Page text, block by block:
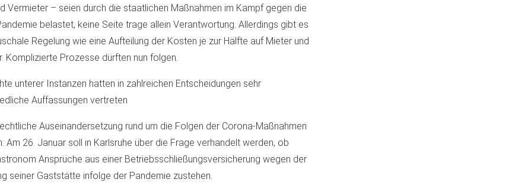
Vermieter – seien durch die staatlichen Maßnahmen im Kampf gegen die
belastet, keine Seite trage allein Verantwortung. Allerdings gibt es
Regelung wie eine Aufteilung der Kosten je zur Hälfte auf Mieter und
Komplizierte Prozesse dürften nun folgen.
unterer Instanzen hatten in zahlreichen Entscheidungen sehr
Auffassungen vertreten
Auseinandersetzung rund um die Folgen der Corona-Maßnahmen
Am 26. Januar soll in Karlsruhe über die Frage verhandelt werden, ob
Ansprüche aus einer Betriebsschließungsversicherung wegen der
seiner Gaststätte infolge der Pandemie zustehen.